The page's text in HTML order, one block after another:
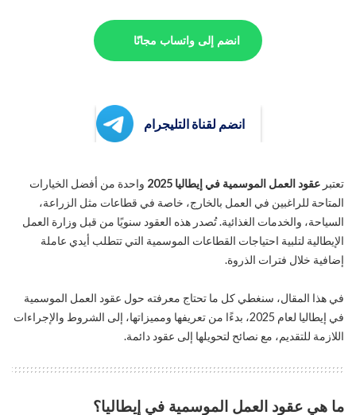
انضم إلى واتساب مجانًا
انضم لقناة التليجرام
تعتبر عقود العمل الموسمية في إيطاليا 2025
واحدة من أفضل الخيارات
المتاحة للراغبين في العمل بالخارج، خاصة في قطاعات مثل الزراعة،
السياحة، والخدمات الغذائية. تُصدر هذه العقود سنويًا من قبل وزارة العمل
الإيطالية لتلبية احتياجات القطاعات الموسمية التي تتطلب أيدي عاملة
إضافية خلال فترات الذروة.
في هذا المقال، سنغطي كل ما تحتاج معرفته حول عقود العمل الموسمية
في إيطاليا لعام 2025، بدءًا من تعريفها ومميزاتها، إلى الشروط والإجراءات
اللازمة للتقديم، مع نصائح لتحويلها إلى عقود دائمة.
ما هي عقود العمل الموسمية في إيطاليا؟